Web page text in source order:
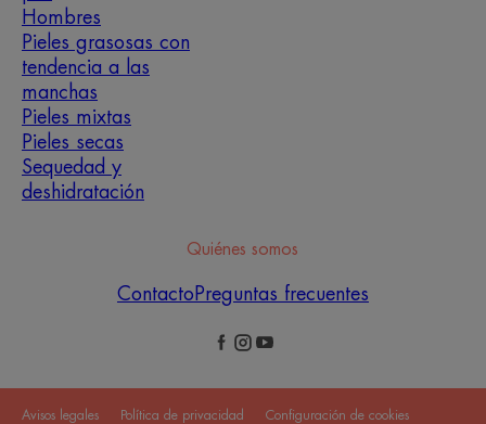
Hombres
Pieles grasosas con
tendencia a las
manchas
Pieles mixtas
Pieles secas
Sequedad y
deshidratación
Quiénes somos
Contacto Preguntas frecuentes
Avisos legales Política de privacidad Configuración de cookies